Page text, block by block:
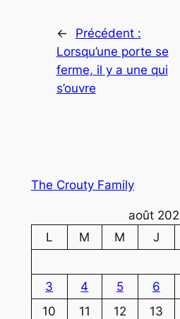
←
Précédent :
Lorsqu’une porte se
ferme, il y a une qui
s’ouvre
The Crouty Family
août
L
M M J
3
4 5 6
10
11 12 13